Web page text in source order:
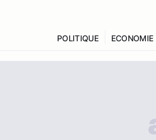
POLITIQUE ECONOMIE